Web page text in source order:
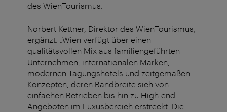
des WienTourismus.
Norbert Kettner, Direktor des WienTourismus,
ergänzt: „Wien verfügt über einen
qualitätsvollen Mix aus familiengeführten
Unternehmen, internationalen Marken,
modernen Tagungshotels und zeitgemäßen
Konzepten, deren Bandbreite sich von
einfachen Betrieben bis hin zu High-end-
Angeboten im Luxusbereich erstreckt. Die